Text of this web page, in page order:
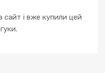
сайт і вже купили цей